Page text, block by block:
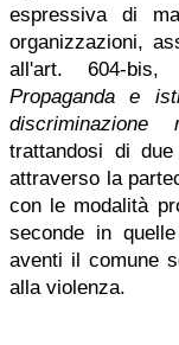
espressiva di
organizzazioni,
all'art. 604-bis,
Propaganda e
trattandosi di
attraverso la
con le modalità
seconde in
aventi il comune
alla violenza.